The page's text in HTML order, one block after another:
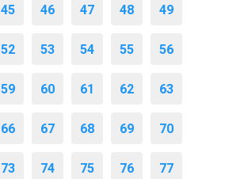
45 46 47 48 49
52 53 54 55 56
59 60 61 62 63
66 67 68 69 70
73 74 75 76 77